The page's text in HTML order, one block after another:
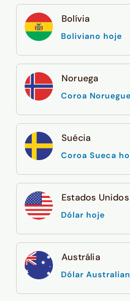
Bolívia
Boliviano hoje
Noruega
Coroa
Suécia
Coroa Sueca
Estados Unidos
Dólar hoje
Austrália
Dólar